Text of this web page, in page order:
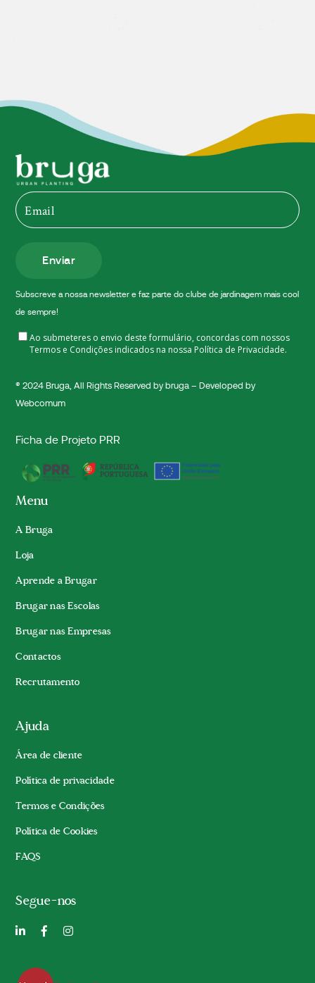
Enviar
Subscreve a nossa newsletter e faz parte do clube de jardinagem mais cool
de sempre!
Ao submeteres o envio deste formulário, concordas com nossos
Termos e Condições indicados na nossa Política de Privacidade.
® 2024Bruga , All Rights Reserved by bruga – Developed by
Webcomum
Ficha de Projeto PRR
Menu
A Bruga
Loja
Aprende a Brugar
Brugar nas Escolas
Brugar nas Empresas
Contactos
Recrutamento
Ajuda
Área de cliente
Política de privacidade
Termos e Condições
Política de Cookies
FAQS
Segue-nos